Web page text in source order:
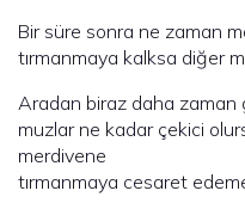
Bir süre sonra ne zaman
tırmanmaya kalksa diğer
Aradan biraz daha
muzlar ne kadar çekici
merdivene
tırmanmaya cesaret